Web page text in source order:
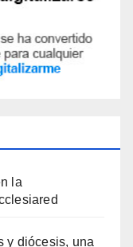
la
y diócesis, una